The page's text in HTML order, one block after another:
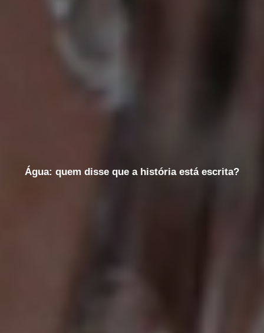
Água: quem disse que a história está escrita?